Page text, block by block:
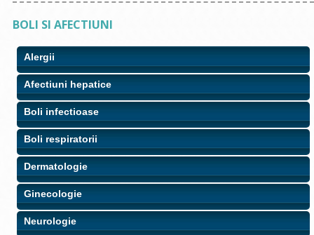
BOLI SI AFECTIUNI
Alergii
Afectiuni hepatice
Boli infectioase
Boli respiratorii
Dermatologie
Ginecologie
Neurologie